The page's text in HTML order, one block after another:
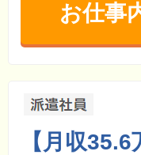
お仕事
【月収